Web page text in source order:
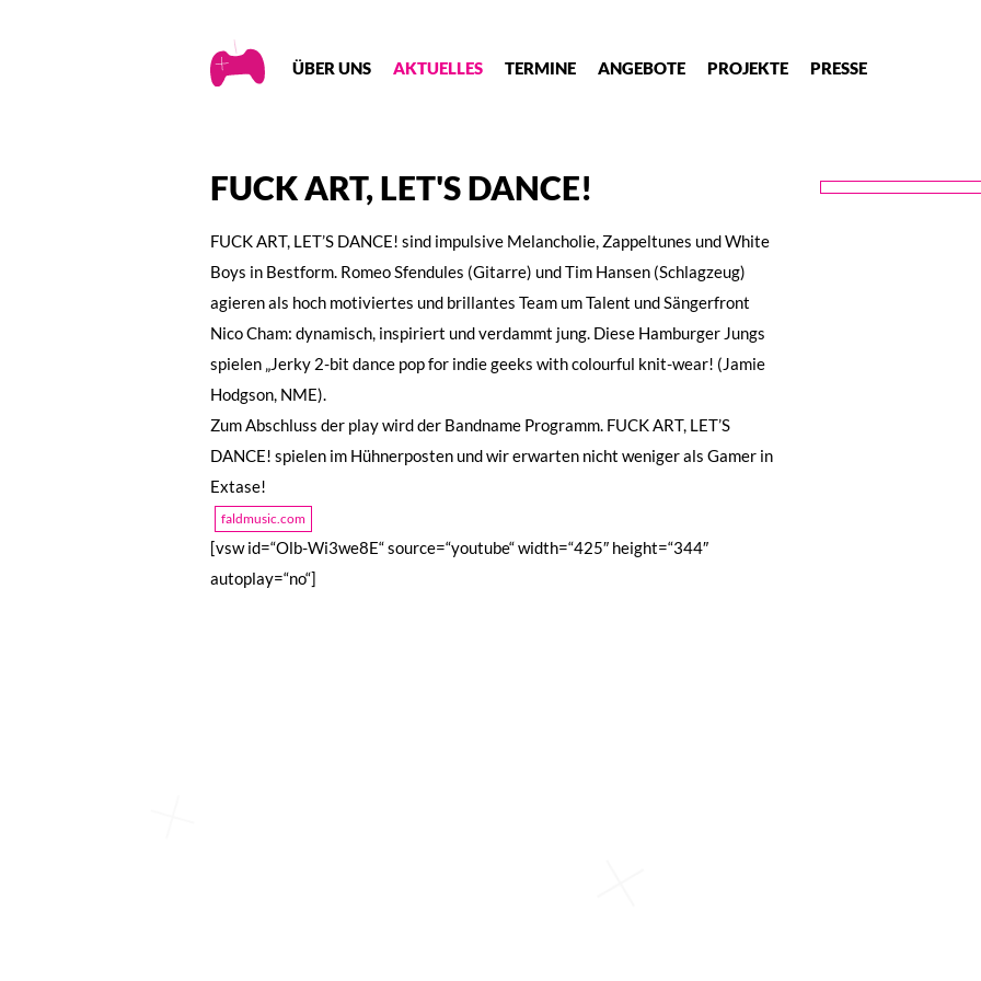
Creative
Gaming
ÜBER UNS AKTUELLES TERMINE ANGEBOTE PROJEKTE PRESSE
FUCK ART, LET'S DANCE!
FUCK ART, LET’S DANCE! sind impulsive Melancholie, Zappeltunes und White
Boys in Bestform. Romeo Sfendules (Gitarre) und Tim Hansen (Schlagzeug)
agieren als hoch motiviertes und brillantes Team um Talent und Sängerfront
Nico Cham: dynamisch, inspiriert und verdammt jung. Diese Hamburger Jungs
spielen „Jerky 2-bit dance pop for indie geeks with colourful knit-wear! (Jamie
Hodgson, NME).
Zum Abschluss der play wird der Bandname Programm. FUCK ART, LET’S
DANCE! spielen im Hühnerposten und wir erwarten nicht weniger als Gamer in
Extase!
faldmusic.com
[vsw id=“Olb-Wi3we8E“ source=“youtube“ width=“425″ height=“344″
autoplay=“no“]